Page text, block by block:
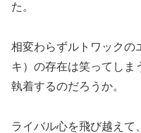
た。
相変わらずルトワックの
キ）の存在は笑ってしま
執着するのだろうか。
ライバル心を飛び越えて